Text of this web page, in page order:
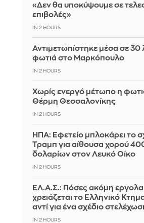
«Δεν θα υποκύψουμε σε
επιβολές»
IN 2 HOURS
Αντιμετωπίστηκε μέσα σε 30
φωτιά στο Μαρκόπουλο
IN 2 HOURS
Χωρίς ενεργό μέτωπο η
Θέρμη Θεσσαλονίκης
IN 2 HOURS
ΗΠΑ: Εφετείο μπλοκάρει το
Τραμπ για αίθουσα χορού
δολαρίων στον Λευκό Οίκο
IN 2 HOURS
ΕΛ.Α.Σ.: Πόσες ακόμη
χρειάζεται το Ελληνικό
αντί για ένα σχέδιο
IN 2 HOURS